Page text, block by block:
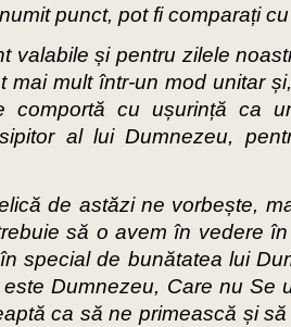
punct, pot fi comparați cu
valabile și pentru zilele
mai mult într-un mod unitar
comportă cu ușurință ca
al lui Dumnezeu,
de astăzi ne vorbește,
să o avem în vedere
special de bunătatea lui
Dumnezeu, Care nu Se
ca să ne primească și